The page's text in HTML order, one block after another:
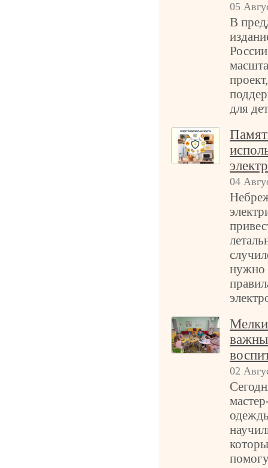
05
В
для
04
нужно
02